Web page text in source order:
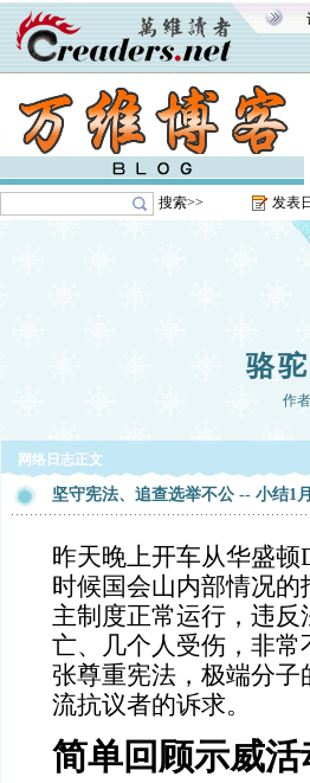
搜索>> 发表
骆
作
网络日志正文
坚守宪法、追查选举不公 -- 小结1
昨天晚上开车从华盛顿
时候国会山内部情况
主制度正常运行，违
亡、几个人受伤，非
张尊重宪法，极端分
流抗议者的诉求。
简单回顾示威活